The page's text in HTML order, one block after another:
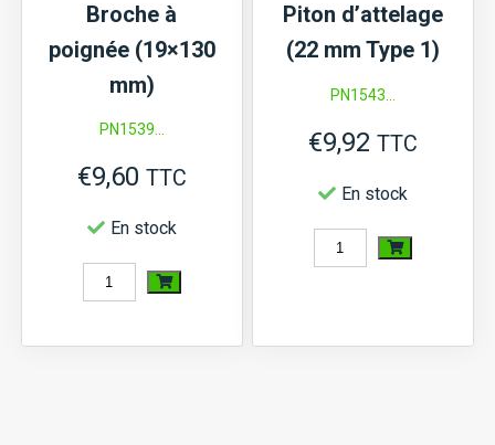
Broche à
poignée (19×130
mm)
PN1539...
€9,60 TTC
En stock
quantité
Broche
Piton d’attelage
(22 mm Type 1)
PN1543...
€9,92 TTC
En stock
quantité
d'attelage